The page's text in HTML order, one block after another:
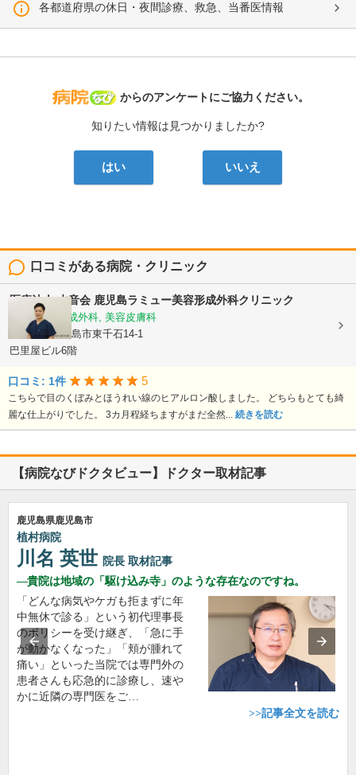
各都道府県の休日・夜間診療、救急、当番医情報
病院なび
からのアンケートにご協力ください。
知りたい情報は見つかりましたか?
はい いいえ
口コミがある病院・クリニック
医療法人 水音会 鹿児島ラミュー美容形成外科クリニック
美容外科, 形成外科, 美容皮膚科
鹿児島県鹿児島市東千石14-1
巴里屋ビル6階
口コミ: 1件 5
こちらで目のくぼみとほうれい線のヒアルロン酸しました。 どちらもとても綺
麗な仕上がりでした。 3カ月程経ちますがまだ全然... 続きを読む
【病院なびドクタビュー】ドクター取材記事
鹿児島県鹿児島市
植村病院
川名 英世 院長 取材記事
貴院は地域の「駆け込み寺」のような存在なのですね。
「どんな病気やケガも拒まずに年
中無休で診る」という初代理事長
のポリシーを受け継ぎ、「急に手
が動かなくなった」「頬が腫れて
痛い」といった当院では専門外の
患者さんも応急的に診療し、速や
かに近隣の専門医をご…
>>記事全文を読む